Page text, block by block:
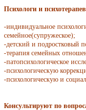
Психологи и
-индивидуальное
семейное(супружеское);
-детский и подростковый
-терапия семейных
-патопсихологическое
-психологическую
-
Консультируют по